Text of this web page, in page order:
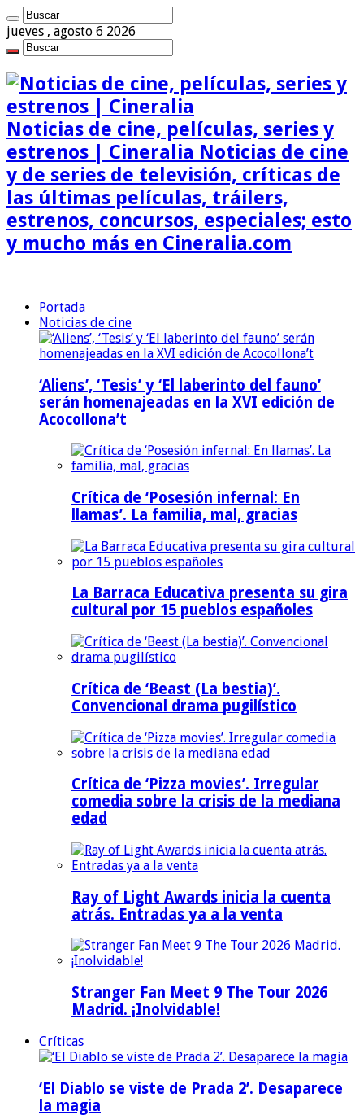
jueves , agosto 6 2026
Noticias de cine, películas, series y
estrenos | Cineralia Noticias de cine
y de series de televisión, críticas de
las últimas películas, tráilers,
estrenos, concursos, especiales; esto
y mucho más en Cineralia.com
Portada
Noticias de cine
‘Aliens’, ‘Tesis’ y ‘El laberinto del fauno’
serán homenajeadas en la XVI edición de
Acocollona’t
Crítica de ‘Posesión infernal: En
llamas’. La familia, mal, gracias
La Barraca Educativa presenta su gira
cultural por 15 pueblos españoles
Crítica de ‘Beast (La bestia)’.
Convencional drama pugilístico
Crítica de ‘Pizza movies’. Irregular
comedia sobre la crisis de la mediana
edad
Ray of Light Awards inicia la cuenta
atrás. Entradas ya a la venta
Stranger Fan Meet 9 The Tour 2026
Madrid. ¡Inolvidable!
Críticas
‘El Diablo se viste de Prada 2’. Desaparece
la magia